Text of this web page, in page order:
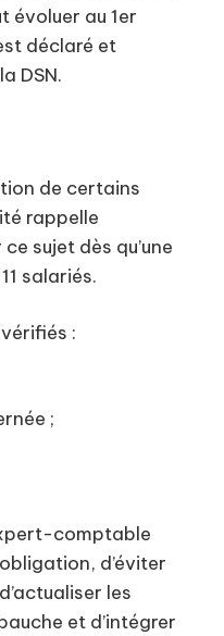
évoluer au 1er
déclaré et
DSN.
de certains
rappelle
sujet dès qu’une
salariés.
:
;
comptable
d’éviter
les
et d’intégrer